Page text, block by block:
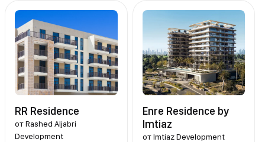
RR Residence
отRashed Aljabri
Development
Enre Residence by
Imtiaz
от Imtiaz Development